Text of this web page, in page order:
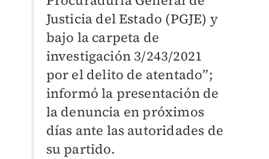
Justicia del Estado (PGJE) y
bajo la carpeta de
investigación 3/243/2021
por el delito de atentado”;
informó la presentación de
la denuncia en próximos
días ante las autoridades de
su partido.